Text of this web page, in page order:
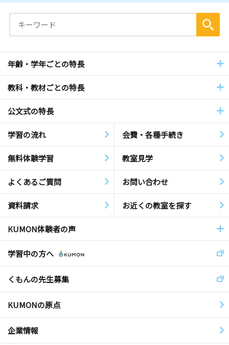
年齢・学年ごとの特長
教科・教材ごとの特長
公文式の特長
学習の流れ 会費・各種手続き
無料体験学習 教室見学
よくあるご質問 お問い合わせ
資料請求 お近くの教室を探す
KUMON体験者の声
学習中の方へ
くもんの先生募集
KUMONの原点
企業情報